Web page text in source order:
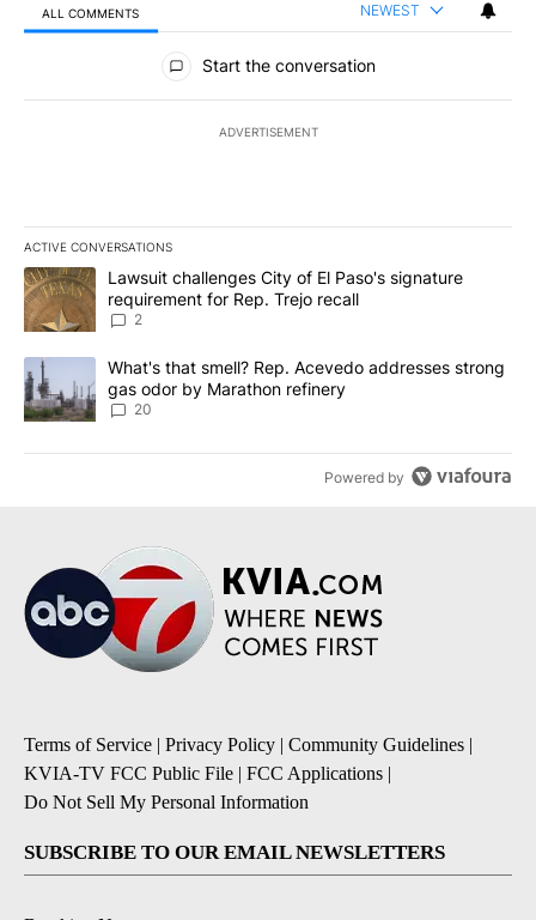
ALL COMMENTS NEWEST
All Comments
Start the conversation
ADVERTISEMENT
ACTIVE CONVERSATIONS
The following is a list of the most commented articles in the last
A trending article titled "Lawsuit challenges City of El Paso's
Lawsuit challenges City of El Paso's signature
requirement for Rep. Trejo recall
2
A trending article titled "What's that smell? Rep. Acevedo
What's that smell? Rep. Acevedo addresses strong
gas odor by Marathon refinery
20
Powered by
Terms of Service | Privacy Policy | Community Guidelines |
KVIA-TV FCC Public File | FCC Applications |
Do Not Sell My Personal Information
SUBSCRIBE TO OUR EMAIL NEWSLETTERS